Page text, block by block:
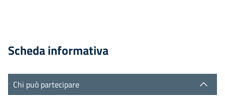
Scheda informativa
Chi può partecipare